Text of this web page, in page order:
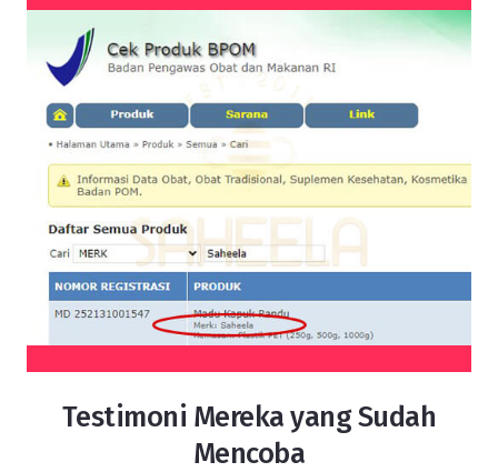
Testimoni Mereka yang Sudah
Mencoba